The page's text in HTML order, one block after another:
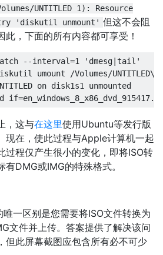
UNTITLED 1): Resource
'diskutil unmount' 但这不会阻
此，下面的所有内容都可享受！
--interval=1 'dmesg|tail'
umount /Volumes/UNTITLED\
on disk1s1 unmounted
，这与在这里使用Ubuntu等发行版
现在，使此过程与Apple计算机一起
过程仅产生很小的变化，即将ISO转
有DMG或IMG的特殊格式。
一区别是您需要将ISO文件转换为
文件并上传。答案提供了解决该问
但此屏幕截图应包含所有必不可少